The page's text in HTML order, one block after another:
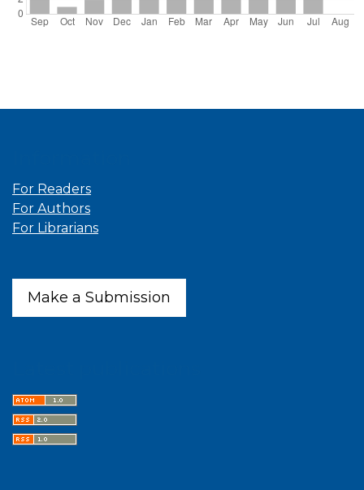
For Readers
For Authors
For Librarians
Make a Submission